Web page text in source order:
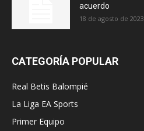
acuerdo
18 de agosto de 2023
CATEGORÍA POPULAR
Real Betis Balompié
La Liga EA Sports
Primer Equipo